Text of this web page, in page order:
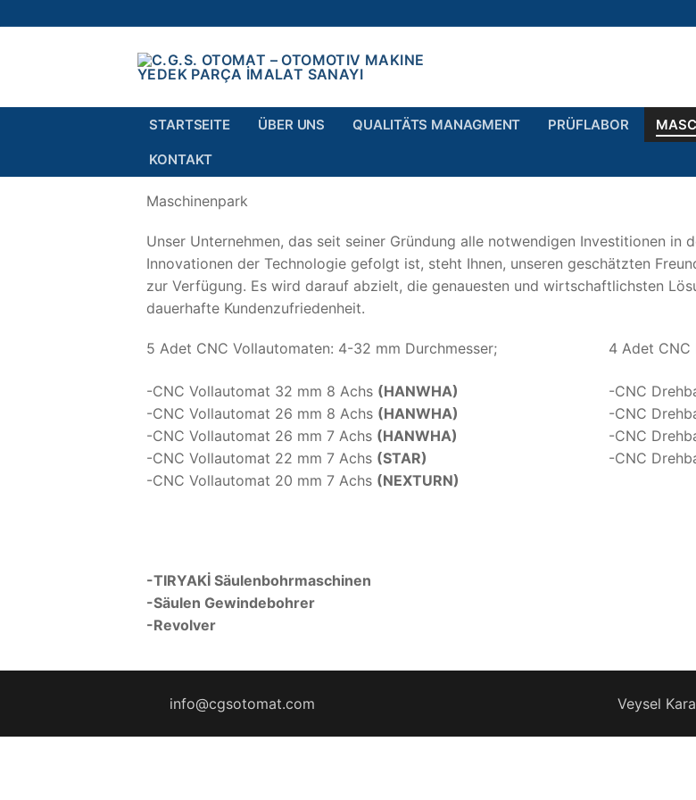
STARTSEITE ÜBER UNS QUALITÄTS MANAGMENT PRÜFLABOR
KONTAKT
Maschinenpark
Unser Unternehmen, das seit seiner Gründung alle notwendigen Investitionen in
Innovationen der Technologie gefolgt ist, steht Ihnen, unseren geschätzten
zur Verfügung. Es wird darauf abzielt, die genauesten und wirtschaftlichsten
dauerhafte Kundenzufriedenheit.
5 Adet CNC Vollautomaten: 4-32 mm Durchmesser;
-CNC Vollautomat 32 mm 8 Achs (HANWHA)
-CNC Vollautomat 26 mm 8 Achs (HANWHA)
-CNC Vollautomat 26 mm 7 Achs (HANWHA)
-CNC Vollautomat 22 mm 7 Achs (STAR)
-CNC Vollautomat 20 mm 7 Achs (NEXTURN)
4 Adet CNC
-CNC
-CNC
-CNC
-CNC
-TIRYAKİ Säulenbohrmaschinen
-Säulen Gewindebohrer
-Revolver
info@cgsotomat.com Veysel